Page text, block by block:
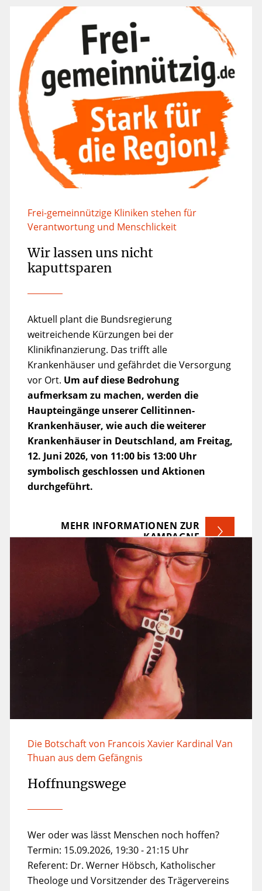
Verantwortung und Menschlickeit
Wir lassen uns nicht
kaputtsparen
weitreichende Kürzungen bei der
Klinikfinanzierung. Das trifft alle
Krankenhäuser und gefährdet die Versorgung
vor Ort.Um auf diese Bedrohung
aufmerksam zu machen, werden die
Haupteingänge unserer Cellitinnen-
Krankenhäuser, wie auch die weiterer
Krankenhäuser in Deutschland, am Freitag,
12. Juni 2026, von 11:00 bis 13:00 Uhr
symbolisch geschlossen und Aktionen
durchgeführt.
KAMPAGNE
Thuan aus dem Gefängnis
Hoffnungswege
Termin: 15.09.2026, 19:30 - 21:15 Uhr
Referent: Dr. Werner Höbsch, Katholischer
Theologe und Vorsitzender des Trägervereins
der Karl Rahner Akademie in Köln